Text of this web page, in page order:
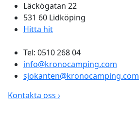
Läckögatan 22
531 60 Lidköping
Hitta hit
Tel: 0510 268 04
info@kronocamping.com
sjokanten@kronocamping.com
Kontakta oss ›